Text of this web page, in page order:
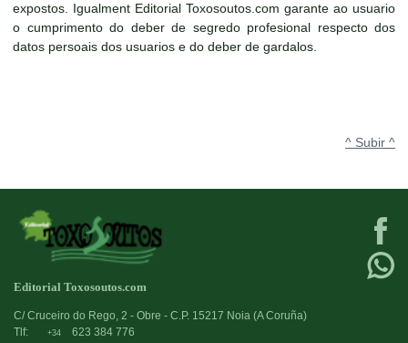
expostos. Igualment Editorial Toxosoutos.com garante ao usuario
o cumprimento do deber de segredo profesional respecto dos
datos persoais dos usuarios e do deber de gardalos.
^ Subir ^
Editorial Toxosoutos.com
C/ Cruceiro do Rego, 2 - Obre - C.P. 15217 Noia (A Coruña)
Tlf:
+34
623 384 776